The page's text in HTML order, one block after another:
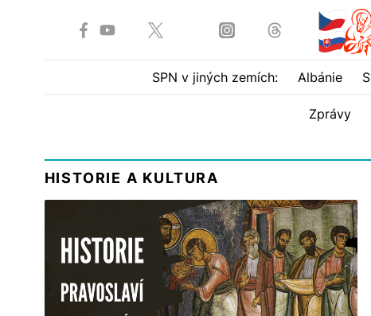
SPN v jiných zemích: Albánie
Zprávy
HISTORIE A KULTURA